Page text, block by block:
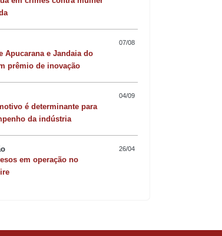
Quer sofisticar o
risoto de camarão
07/08
e Jandaia do
prêmio de inovação
04/09
é determinante para
da indústria
26/04
em operação no